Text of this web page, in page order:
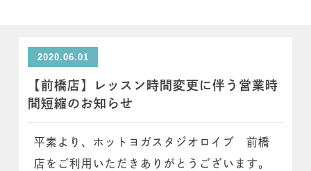
2020.06.01
【前橋店】レッスン時間変更に伴う営業時
間短縮のお知らせ
平素より、ホットヨガスタジオロイブ 前橋
店をご利用いただきありがとうございます。